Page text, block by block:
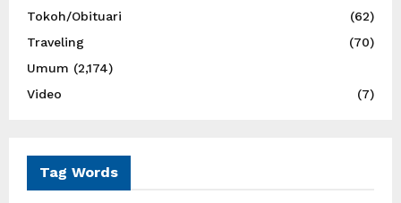
Tokoh/Obituari
(62)
Traveling
(70)
Umum (2,174)
Video
(7)
Tag Words